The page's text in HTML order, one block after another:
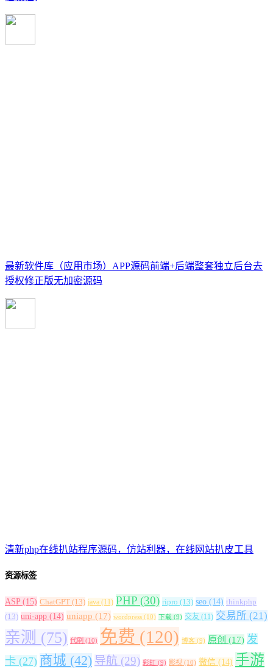
最新软件库（应用市场）APP源码前端+后端整套独立后台去
授权修正版无加密源码
清新php在线扒站程序源码，仿站利器，在线网站扒皮工具
资源标签
ASP (15) ChatGPT (13) java (11) PHP (30) ripro (13) seo (14) thinkphp
(13) uni-app (14) uniapp (17) wordpress (10) 下载 (9) 交友 (11) 交易所 (21)
亲测 (75) 代刷 (10) 免费 (120) 博客 (9) 原创 (17) 发
卡 (27) 商城 (42) 导航 (29) 彩虹 (9) 影视 (10) 微信 (14) 手游